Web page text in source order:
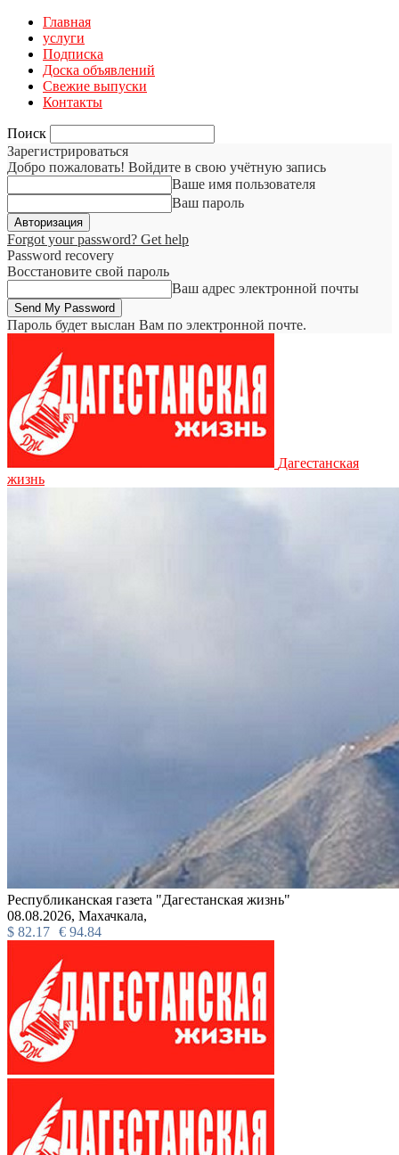
Главная
услуги
Подписка
Доска объявлений
Свежие выпуски
Контакты
Поиск
Зарегистрироваться
Добро пожаловать! Войдите в свою учётную запись
Ваше имя пользователя
Ваш пароль
Forgot your password? Get help
Password recovery
Восстановите свой пароль
Ваш адрес электронной почты
Пароль будет выслан Вам по электронной почте.
Дагестанская
жизнь
Республиканская газета "Дагестанская жизнь"
08.08.2026, Махачкала,
$ 82.17 € 94.84